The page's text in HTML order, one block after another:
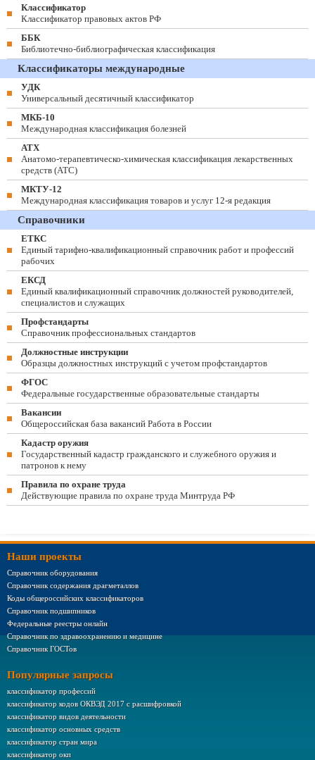
Классификатор
Классификатор правовых актов РФ
ББК
Библиотечно-библиографическая классификация
Классификаторы международные
УДК
Универсальный десятичный классификатор
МКБ-10
Международная классификация болезней
АТХ
Анатомо-терапевтическо-химическая классификация лекарственных
средств (ATC)
МКТУ-12
Международная классификация товаров и услуг 12-я редакция
Справочники
ЕТКС
Единый тарифно-квалификационный справочник работ и профессий
рабочих
ЕКСД
Единый квалификационный справочник должностей руководителей,
специалистов и служащих
Профстандарты
Справочник профессиональных стандартов
Должностные инструкции
Образцы должностных инструкций с учетом профстандартов
ФГОС
Федеральные государственные образовательные стандарты
Вакансии
Общероссийская база вакансий Работа в России
Кадастр оружия
Государственный кадастр гражданского и служебного оружия и
патронов к нему
Правила по охране труда
Действующие правила по охране труда Минтруда РФ
Наши проекты
Справочник оборудования
Справочник содержания драгметаллов
Коды общероссийских классификаторов
Справочник подшипников
Федеральные реестры онлайн
Справочник по здравоохранению и медицине
Справочник ГОСТов
Популярные запросы
классификатор профессий
классификатор кодов ОКВЭД 2017 с расшифровкой
классификатор видов деятельности
классификатор основных средств
классификатор стран мира
классификатор окп